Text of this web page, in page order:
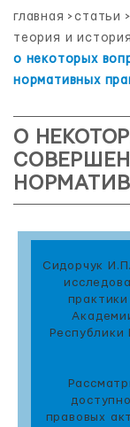
главная >статьи >
теория и
о некоторых
нормативных
О
Сидорчук
правовых